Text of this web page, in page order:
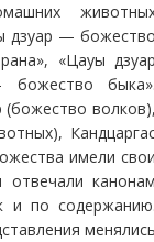
дзуар —
«Цауы
божество
имели
и по